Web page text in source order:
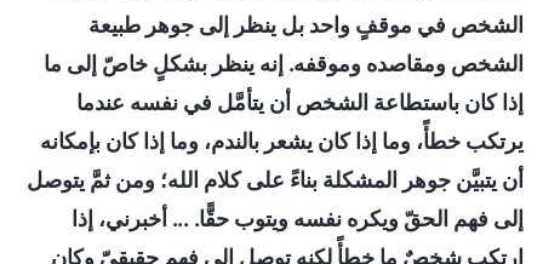
الشخص في موقفٍ واحد بل ينظر إلى جوهر طبيعة
الشخص ومقاصده وموقفه. إنه ينظر بشكلٍ خاصّ إلى ما
إذا كان باستطاعة الشخص أن يتأمَّل في نفسه عندما
يرتكب خطأً، وما إذا كان يشعر بالندم، وما إذا كان بإمكانه
أن يتبيَّن جوهر المشكلة بناءً على كلام الله؛ ومن ثمَّ يتوصل
إلى فهم الحقّ ويكره نفسه ويتوب حقًّا. ... أخبرني، إذا
ارتكب شخصٌ ما خطأً لكنه توصل إلى فهم حقيقيّ وكان